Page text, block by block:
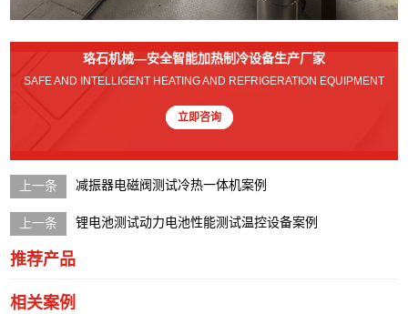
珞石机械—安全智能加热制冷设备生产厂家
SAFE AND INTELLIGENT HEATING AND REFRIGERATION EQUIPMENT
立即咨询
减振器电磁阀测试冷热一体机案例
锂电池测试动力电池性能测试温控设备案例
推荐产品
相关案例